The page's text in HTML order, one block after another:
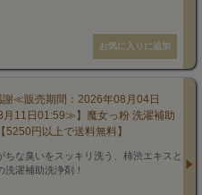
謝≪販売期間：2026年08月04日
11日01:59≫】魔女っ粉 洗濯補助
円以上で送料無料】
ちな臭いをスッキリ洗う、柿渋エキスと
洗濯補助洗浄剤！